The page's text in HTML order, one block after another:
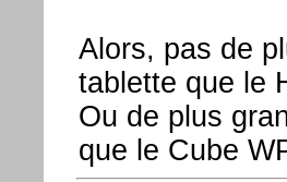
Alors, pas de
tablette que le
Ou de plus
que le Cube